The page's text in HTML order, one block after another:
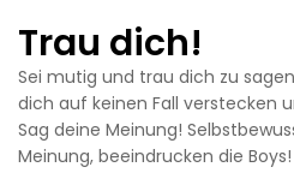
Trau dich!
Sei mutig und trau dich zu
dich auf keinen Fall verstecken
Sag deine Meinung!
Meinung, beeindrucken die